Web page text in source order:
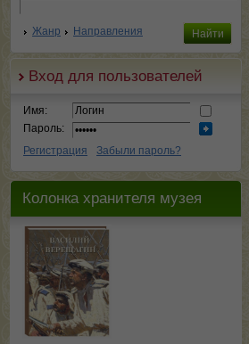
Жанр Направления
Вход для пользователей
Имя:
Пароль:
Регистрация
Забыли пароль?
Колонка хранителя музея